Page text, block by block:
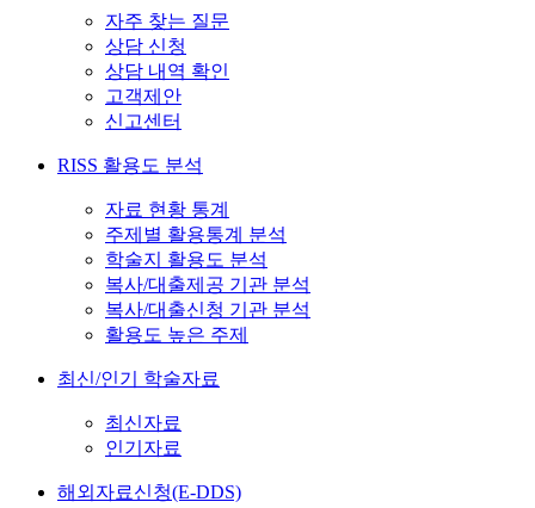
자주 찾는 질문
상담 신청
상담 내역 확인
고객제안
신고센터
RISS 활용도 분석
자료 현황 통계
주제별 활용통계 분석
학술지 활용도 분석
복사/대출제공 기관 분석
복사/대출신청 기관 분석
활용도 높은 주제
최신/인기 학술자료
최신자료
인기자료
해외자료신청(E-DDS)